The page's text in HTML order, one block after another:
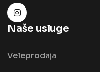
Naše usluge
Veleprodaja